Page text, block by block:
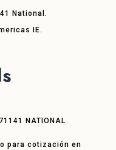
National.
IE.
NATIONAL
para cotización en